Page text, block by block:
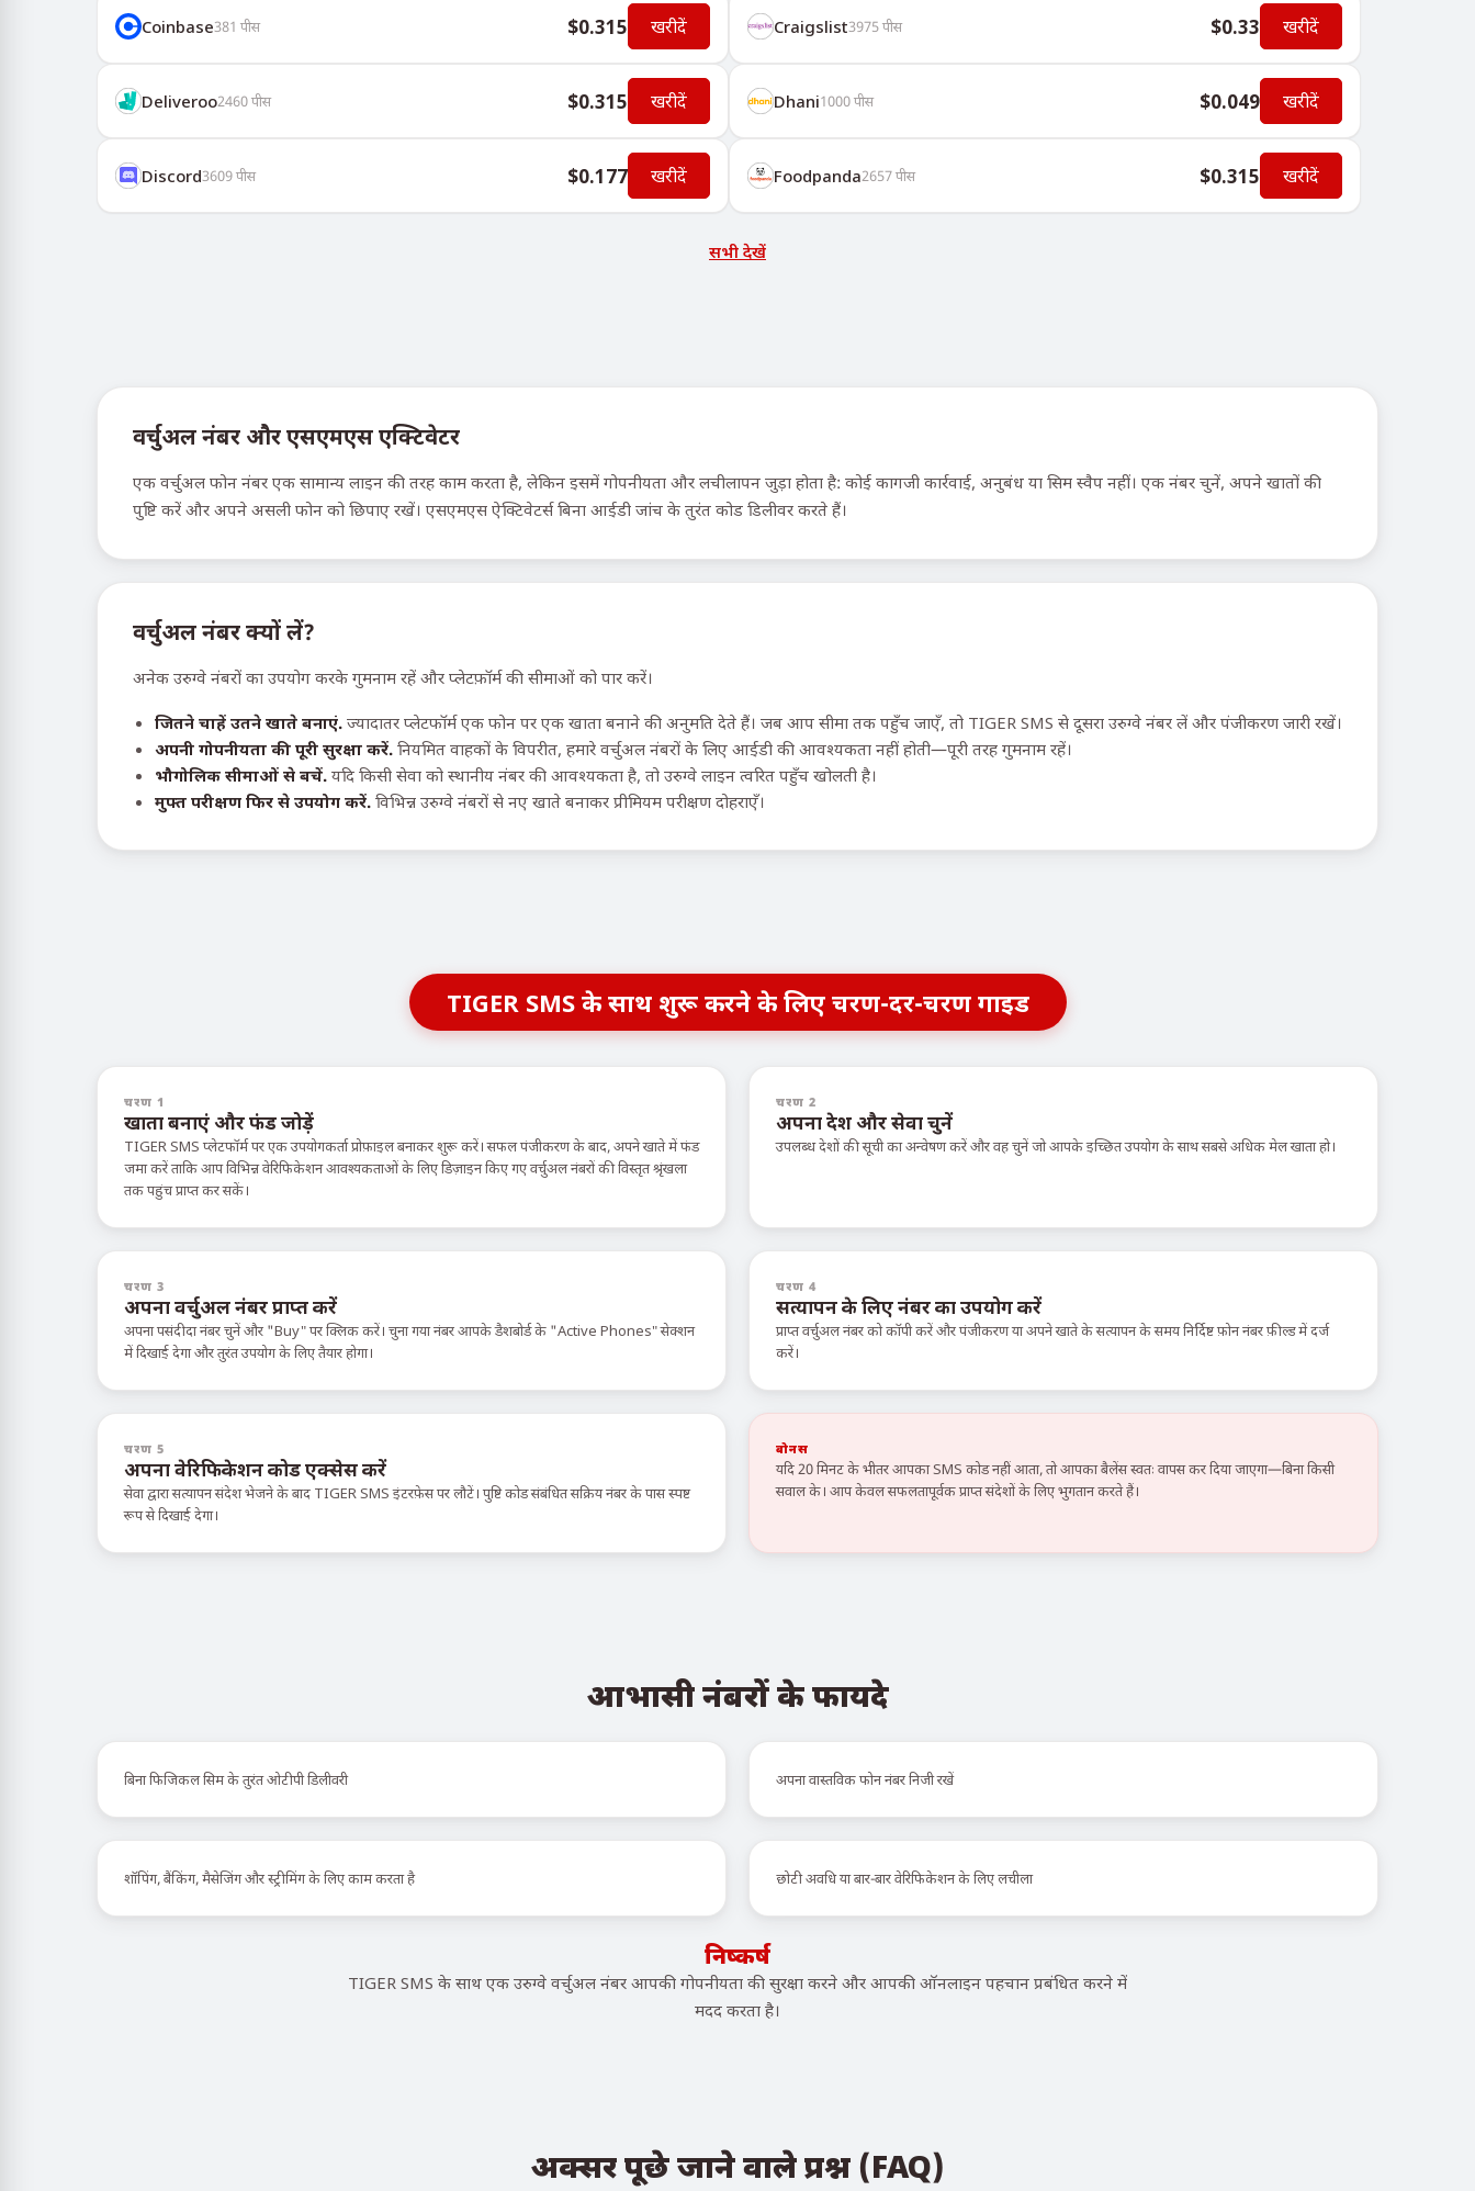
Coinbase381 पीस $0.315 खरीदें Craigslist3975पीस $0.33 खरीदें
Deliveroo2460पीस $0.315 खरीदें Dhani1000पीस $0.049 खरीदें
Discord3609पीस $0.177 खरीदें Foodpanda2657पीस $0.315 खरीदें
सभी देखें
वर्चुअल नंबर और एसएमएस एक्टिवेटर
एक वर्चुअल फोन नंबर एक सामान्य लाइन की तरह काम करता है, लेकिन इसमें गोपनीयता और लचीलापन जुड़ा होता है: कोई कागजी कार्रवाई, अनुबंध या सिम स्वैप नहीं। एक नंबर चुनें, अपने खातों की
पुष्टि करें और अपने असली फोन को छिपाए रखें। एसएमएस ऐक्टिवेटर्स बिना आईडी जांच के तुरंत कोड डिलीवर करते हैं।
वर्चुअल नंबर क्यों लें?
अनेक उरुग्वे नंबरों का उपयोग करके गुमनाम रहें और प्लेटफ़ॉर्म की सीमाओं को पार करें।
जितने चाहें उतने खाते बनाएं. ज्यादातर प्लेटफॉर्म एक फोन पर एक खाता बनाने की अनुमति देते हैं। जब आप सीमा तक पहुँच जाएँ, तो TIGER SMS से दूसरा उरुग्वे नंबर लें और पंजीकरण जारी रखें।
अपनी गोपनीयता की पूरी सुरक्षा करें. नियमित वाहकों के विपरीत, हमारे वर्चुअल नंबरों के लिए आईडी की आवश्यकता नहीं होती—पूरी तरह गुमनाम रहें।
भौगोलिक सीमाओं से बचें. यदि किसी सेवा को स्थानीय नंबर की आवश्यकता है, तो उरुग्वे लाइन त्वरित पहुँच खोलती है।
मुफ्त परीक्षण फिर से उपयोग करें. विभिन्न उरुग्वे नंबरों से नए खाते बनाकर प्रीमियम परीक्षण दोहराएँ।
TIGER SMS के साथ शुरू करने के लिए चरण-दर-चरण गाइड
चरण 1
खाता बनाएं और फंड जोड़ें
TIGER SMS प्लेटफॉर्म पर एक उपयोगकर्ता प्रोफ़ाइल बनाकर शुरू करें। सफल पंजीकरण के बाद, अपने खाते में फंड
जमा करें ताकि आप विभिन्न वेरिफिकेशन आवश्यकताओं के लिए डिज़ाइन किए गए वर्चुअल नंबरों की विस्तृत श्रृंखला
तक पहुंच प्राप्त कर सकें।
चरण 2
अपना देश और सेवा चुनें
उपलब्ध देशों की सूची का अन्वेषण करें और वह चुनें जो आपके इच्छित उपयोग के साथ सबसे अधिक मेल खाता हो।
चरण 3
अपना वर्चुअल नंबर प्राप्त करें
अपना पसंदीदा नंबर चुनें और "Buy" पर क्लिक करें। चुना गया नंबर आपके डैशबोर्ड के "Active Phones" सेक्शन
में दिखाई देगा और तुरंत उपयोग के लिए तैयार होगा।
चरण 4
सत्यापन के लिए नंबर का उपयोग करें
प्राप्त वर्चुअल नंबर को कॉपी करें और पंजीकरण या अपने खाते के सत्यापन के समय निर्दिष्ट फ़ोन नंबर फ़ील्ड में दर्ज
करें।
चरण 5
अपना वेरिफिकेशन कोड एक्सेस करें
सेवा द्वारा सत्यापन संदेश भेजने के बाद TIGER SMS इंटरफ़ेस पर लौटें। पुष्टि कोड संबंधित सक्रिय नंबर के पास स्पष्ट
रूप से दिखाई देगा।
बोनस
यदि 20 मिनट के भीतर आपका SMS कोड नहीं आता, तो आपका बैलेंस स्वतः वापस कर दिया जाएगा—बिना किसी
सवाल के। आप केवल सफलतापूर्वक प्राप्त संदेशों के लिए भुगतान करते हैं।
आभासी नंबरों के फायदे
बिना फिजिकल सिम के तुरंत ओटीपी डिलीवरी अपना वास्तविक फोन नंबर निजी रखें
शॉपिंग, बैंकिंग, मैसेजिंग और स्ट्रीमिंग के लिए काम करता है छोटी अवधि या बार-बार वेरिफिकेशन के लिए लचीला
निष्कर्ष
TIGER SMS के साथ एक उरुग्वे वर्चुअल नंबर आपकी गोपनीयता की सुरक्षा करने और आपकी ऑनलाइन पहचान प्रबंधित करने में
मदद करता है।
अक्सर पूछे जाने वाले प्रश्न (FAQ)